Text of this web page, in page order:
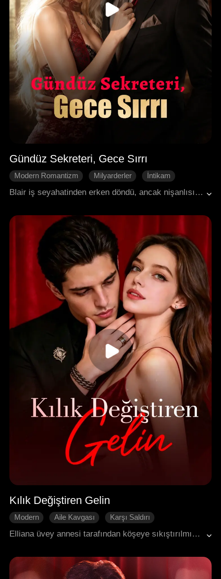
Gündüz Sekreteri, Gece Sırrı
Modern Romantizm Milyarderler
İntikam
Blair iş seyahatinden erken döndü, ancak nişanlısı Dan'i kuzeni Laura ile yatakta buldu. Kalbi paramparça ve sarhoş bir halde, kendini bir gece milyarder patronu Roman'ın ofisinde buldu; bu gece gizli bir ofis aşkının başlangıcı oldu. Ancak düşmanları peşini bırakmadı: Dan yalvarmaktan vazgeçmiyor, Roman'ın entrikacı eski karısı Jessica yeniden sahneye çıkıyor ve Blair'in teyzesi Vivian, onu Dan'e geri dönmeye zorlamak için bir aile tuzağı kuruyordu. Roman yemeğe ansızın dalarak Dan ve Laura'nın ilişkisini ve Laura'nın hamileliğini ortaya çıkardı, tüm yalanları paramparça etti. Jessica gizli ofis ilişkilerini şantaj malzemesi yaparken, Roman kaçmak yerine Blair'i sonsuza dek sahiplenmek için diz çöktü.
Kılık Değiştiren Gelin
Modern Aile Kavgası
Karşı Saldırı
Elliana üvey annesi tarafından köşeye sıkıştırılmıştı, güzelliğini ve yeteneklerini gizlemek zorundaydı. On beş yıl sonra, iki yıldır güçlü Evans ailesinin varisi Cole ile gizlice evli olduğunu fark etti! Herkes onun sözde çirkinliğiyle dalga geçerken, üvey annesi ve üvey kardeşi ona karşı planlar yapıyordu. Ancak kimse bilmiyordu ki, Elliana birçok olağanüstü kimliği saklıyordu: halk arasında efsaneleşmiş gizemli bir şifacı, uluslararası üne sahip bir sanatçı ve yeraltı güçlerinin arkasındaki zeki lider. Düşmanlarıyla cesurca yüzleşirken, sıradan bir eşten şehrin en saygın mirasçısına dönüşüyordu ve Cole, onun zekasına ve gerçek güzelliğine giderek daha fazla hayran kalıyordu...